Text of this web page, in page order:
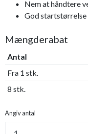
Nem at håndtere
God startstørrelse
Mængderabat
Antal
Fra 1 stk.
8 stk.
Angiv antal